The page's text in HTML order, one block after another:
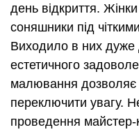
день відкриття.
соняшники під
Виходило в них дуже
естетичного
малювання дозволяє
переключити увагу.
проведення майстер-